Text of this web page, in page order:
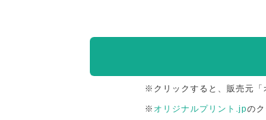
※クリックすると、販売元「
※ オリジナルプリント.jpの